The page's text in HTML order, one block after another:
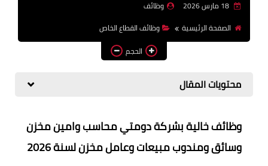
بالجامعات والمعاهد
اخبار
18 مارس 2026
وظائف
الصفحة الرئيسية
وظائف القطاع الخاص
الحجم
محتويات المقال
وظائف خالية بشركة دومتي محاسب وامين مخزن
وسائق ومندوب مبيعات وعامل مخزن لسنة 2026